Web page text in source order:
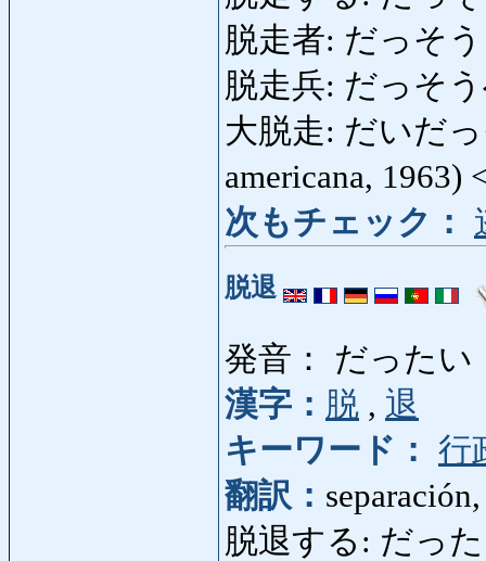
脱走者: だっそ
脱走兵: だっそ
大脱走: だいだっ
americana, 1963)
次もチェック：
脱退
発音： だったい
漢字： 脱 , 退
キーワード： 行
翻訳：
脱退する: だった